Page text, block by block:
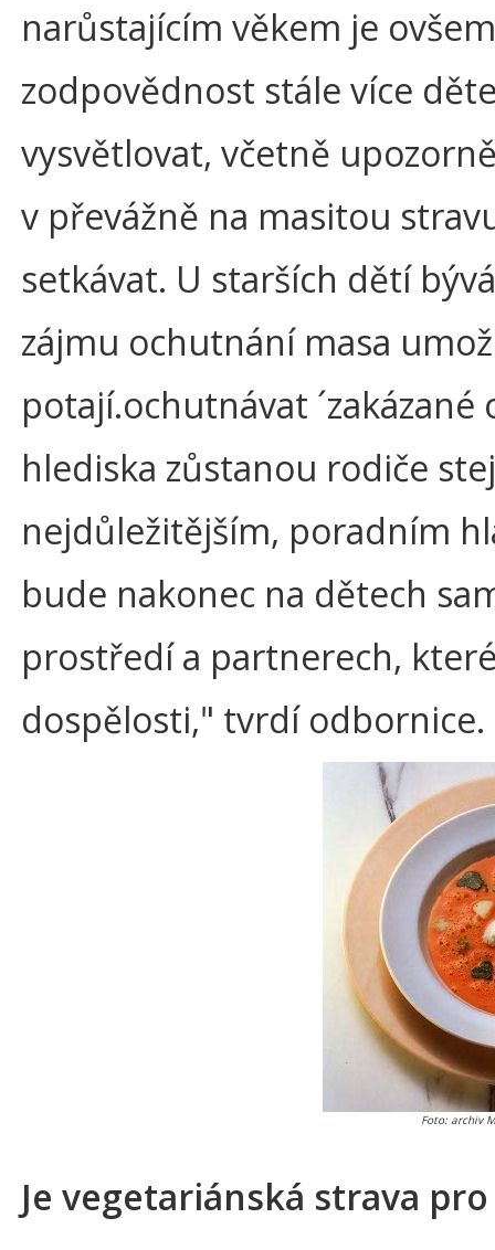
narůstajícím věkem je
zodpovědnost stále více
vysvětlovat, včetně
v převážně na masitou
setkávat. U starších dětí
zájmu ochutnání masa
potají.ochutnávat ´zakázané
hlediska zůstanou rodiče
nejdůležitějším, poradním
bude nakonec na dětech
prostředí a partnerech,
dospělosti," tvrdí odbornice.
Foto: archiv
Je vegetariánská strava